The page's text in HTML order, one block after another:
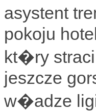
asystent
pokoju
kt�ry
jeszcze
w�adze